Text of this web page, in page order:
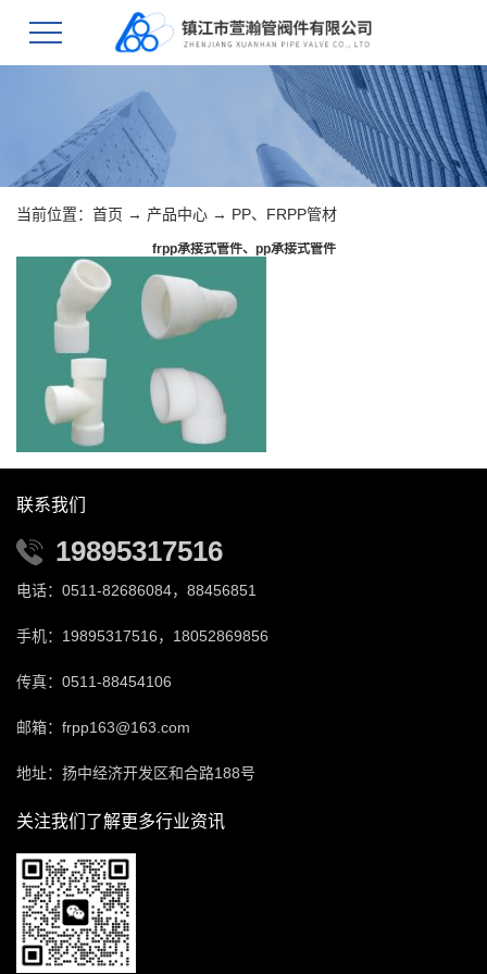
当前位置： 首页 → 产品中心 → PP、FRPP管材
frpp承接式管件、pp承接式管件
联系我们
19895317516
电话：0511-82686084，88456851
手机：19895317516，18052869856
传真：0511-88454106
邮箱：frpp163@163.com
地址：扬中经济开发区和合路188号
关注我们了解更多行业资讯